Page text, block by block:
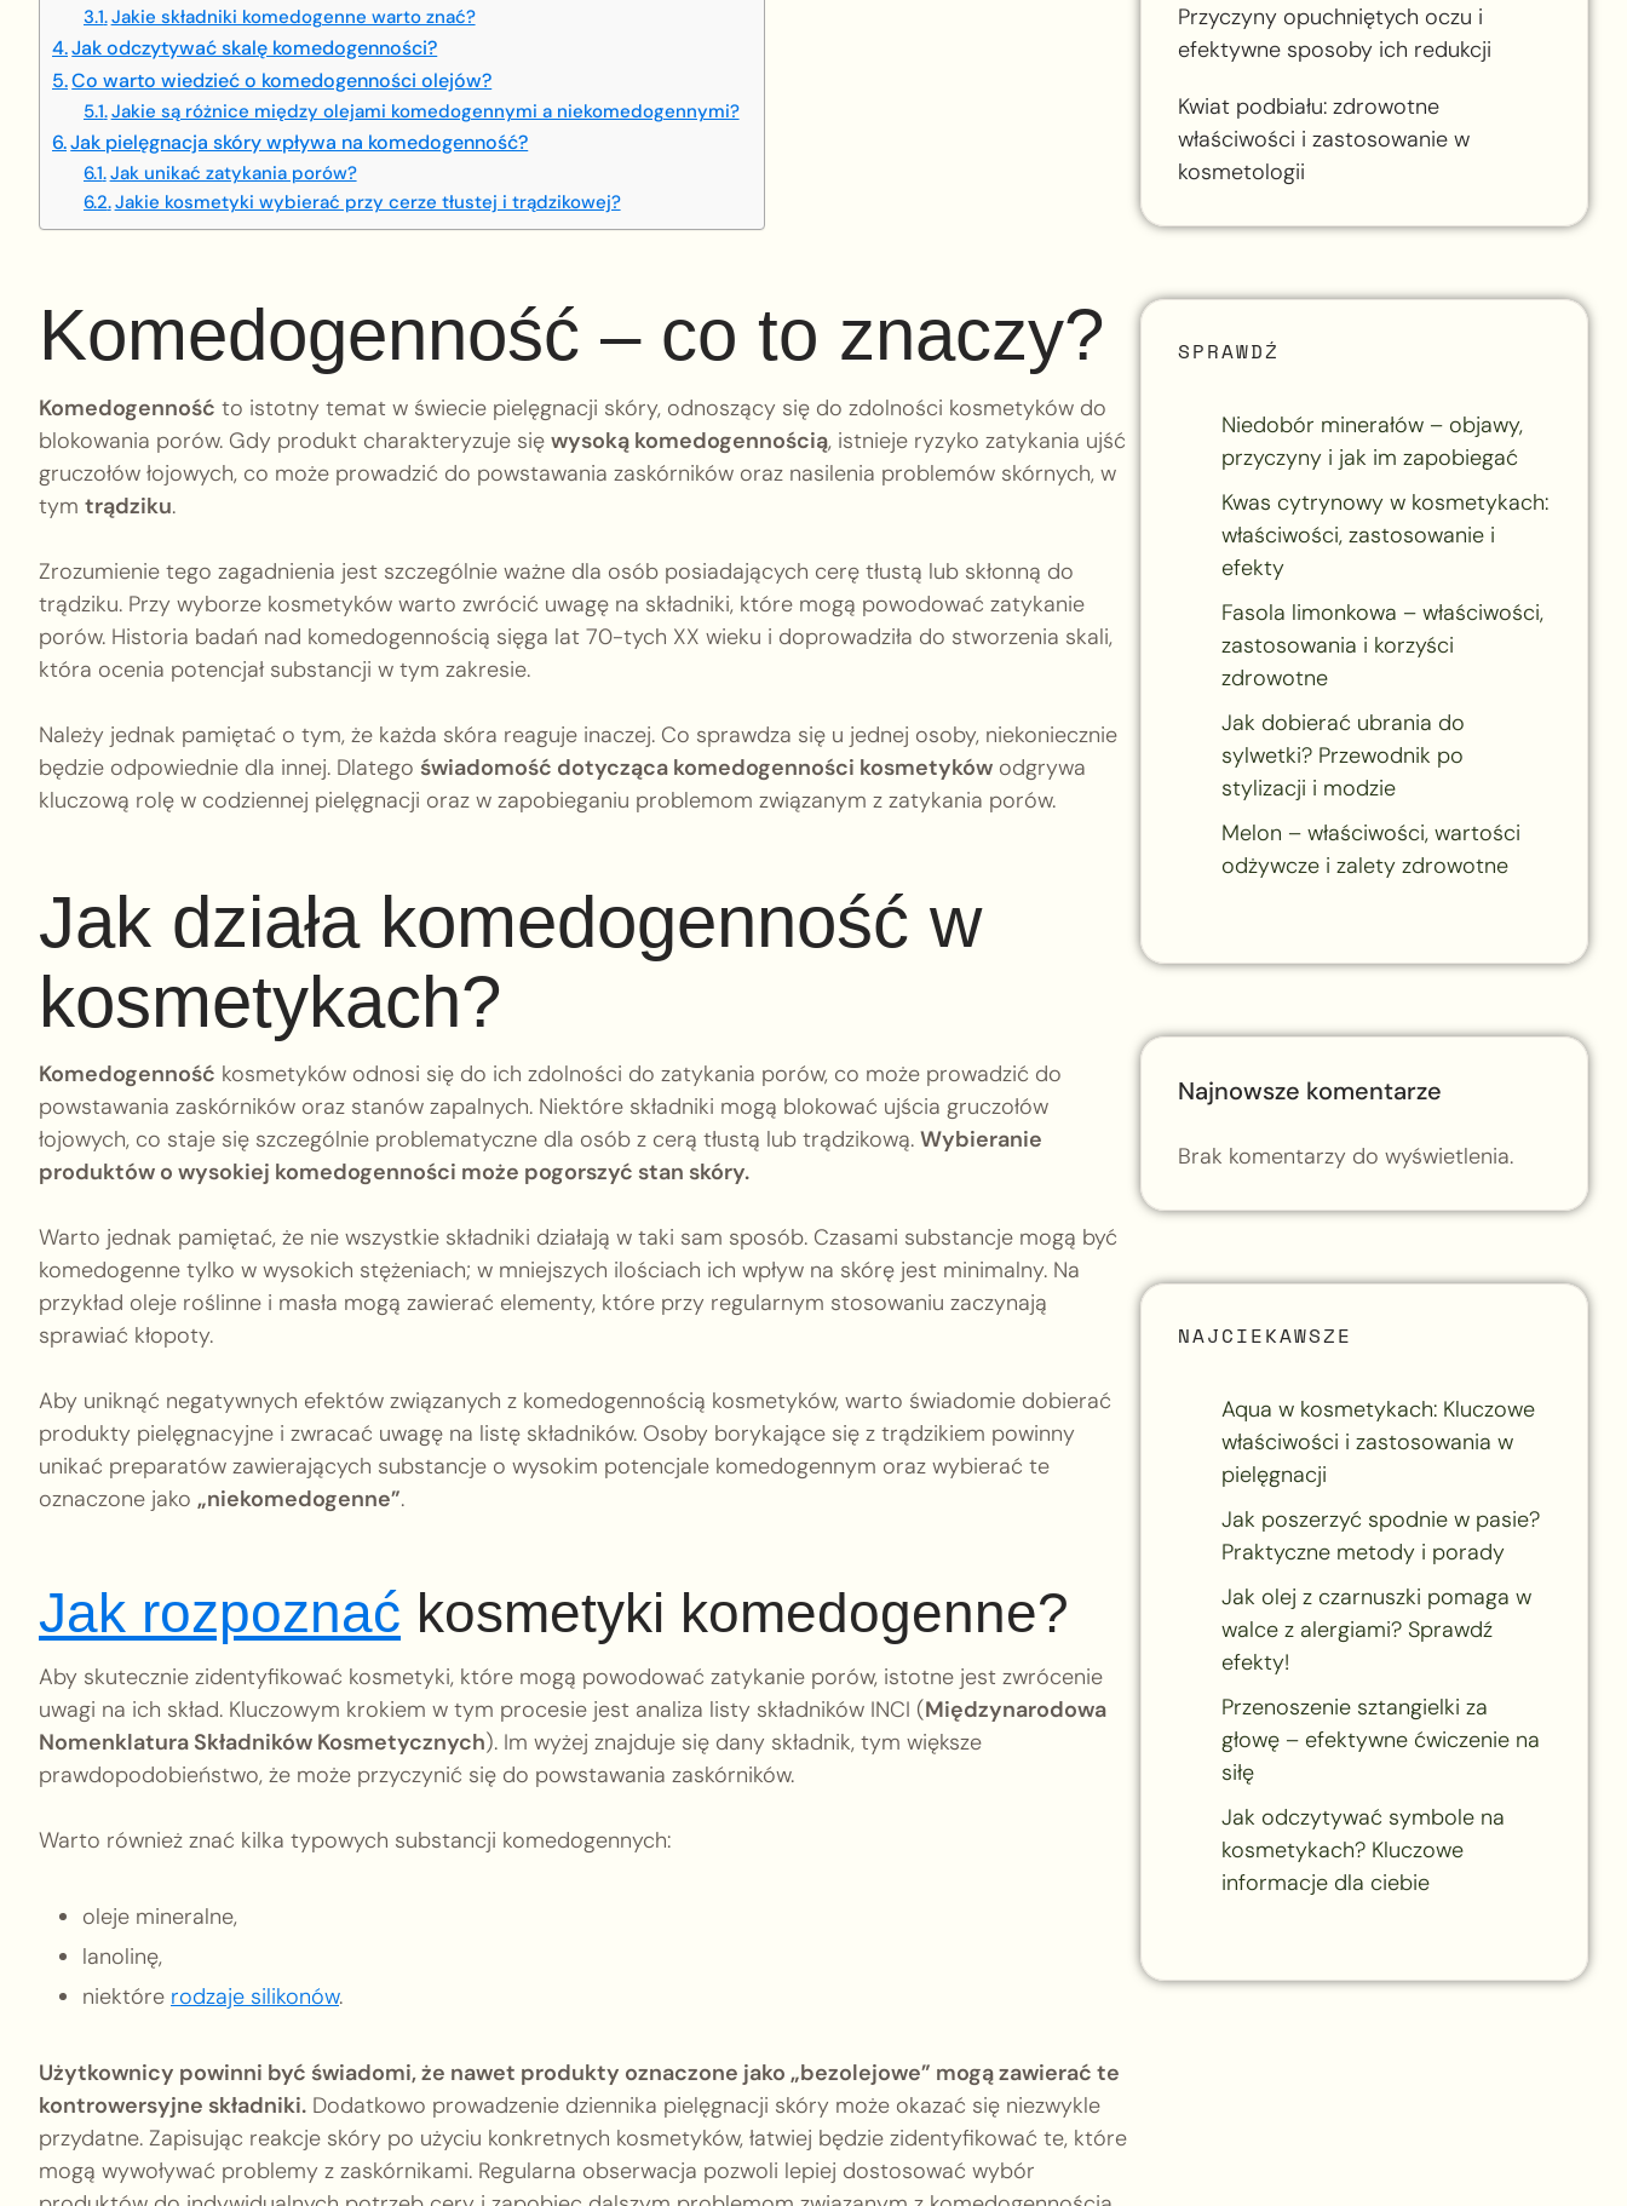
Jakie składniki komedogenne warto znać?
Jak odczytywać skalę komedogenności?
Co warto wiedzieć o komedogenności olejów?
Jakie są różnice między olejami komedogennymi a niekomedogennymi?
Jak pielęgnacja skóry wpływa na komedogenność?
Jak unikać zatykania porów?
Jakie kosmetyki wybierać przy cerze tłustej i trądzikowej?
Komedogenność – co to znaczy?
Komedogenność to istotny temat w świecie pielęgnacji skóry, odnoszący się do zdolności kosmetyków do
blokowania porów. Gdy produkt charakteryzuje się wysoką komedogennością, istnieje ryzyko zatykania ujść
gruczołów łojowych, co może prowadzić do powstawania zaskórników oraz nasilenia problemów skórnych, w
tym trądziku.
Zrozumienie tego zagadnienia jest szczególnie ważne dla osób posiadających cerę tłustą lub skłonną do
trądziku. Przy wyborze kosmetyków warto zwrócić uwagę na składniki, które mogą powodować zatykanie
porów. Historia badań nad komedogennością sięga lat 70-tych XX wieku i doprowadziła do stworzenia skali,
która ocenia potencjał substancji w tym zakresie.
Należy jednak pamiętać o tym, że każda skóra reaguje inaczej. Co sprawdza się u jednej osoby, niekoniecznie
będzie odpowiednie dla innej. Dlatego świadomość dotycząca komedogenności kosmetyków odgrywa
kluczową rolę w codziennej pielęgnacji oraz w zapobieganiu problemom związanym z zatykania porów.
Jak działa komedogenność w
kosmetykach?
Komedogenność kosmetyków odnosi się do ich zdolności do zatykania porów, co może prowadzić do
powstawania zaskórników oraz stanów zapalnych. Niektóre składniki mogą blokować ujścia gruczołów
łojowych, co staje się szczególnie problematyczne dla osób z cerą tłustą lub trądzikową. Wybieranie
produktów o wysokiej komedogenności może pogorszyć stan skóry.
Warto jednak pamiętać, że nie wszystkie składniki działają w taki sam sposób. Czasami substancje mogą być
komedogenne tylko w wysokich stężeniach; w mniejszych ilościach ich wpływ na skórę jest minimalny. Na
przykład oleje roślinne i masła mogą zawierać elementy, które przy regularnym stosowaniu zaczynają
sprawiać kłopoty.
Aby uniknąć negatywnych efektów związanych z komedogennością kosmetyków, warto świadomie dobierać
produkty pielęgnacyjne i zwracać uwagę na listę składników. Osoby borykające się z trądzikiem powinny
unikać preparatów zawierających substancje o wysokim potencjale komedogennym oraz wybierać te
oznaczone jako „niekomedogenne”.
Jak rozpoznać kosmetyki komedogenne?
Aby skutecznie zidentyfikować kosmetyki, które mogą powodować zatykanie porów, istotne jest zwrócenie
uwagi na ich skład. Kluczowym krokiem w tym procesie jest analiza listy składników INCI (Międzynarodowa
Nomenklatura Składników Kosmetycznych). Im wyżej znajduje się dany składnik, tym większe
prawdopodobieństwo, że może przyczynić się do powstawania zaskórników.
Warto również znać kilka typowych substancji komedogennych:
oleje mineralne,
lanolinę,
niektóre rodzaje silikonów.
Użytkownicy powinni być świadomi, że nawet produkty oznaczone jako „bezolejowe” mogą zawierać te
kontrowersyjne składniki. Dodatkowo prowadzenie dziennika pielęgnacji skóry może okazać się niezwykle
przydatne. Zapisując reakcje skóry po użyciu konkretnych kosmetyków, łatwiej będzie zidentyfikować te, które
mogą wywoływać problemy z zaskórnikami. Regularna obserwacja pozwoli lepiej dostosować wybór
Przyczyny opuchniętych oczu i
efektywne sposoby ich redukcji
Kwiat podbiału: zdrowotne
właściwości i zastosowanie w
kosmetologii
SPRAWDŹ
Niedobór minerałów – objawy,
przyczyny i jak im zapobiegać
Kwas cytrynowy w kosmetykach:
właściwości, zastosowanie i
efekty
Fasola limonkowa – właściwości,
zastosowania i korzyści
zdrowotne
Jak dobierać ubrania do
sylwetki? Przewodnik po
stylizacji i modzie
Melon – właściwości, wartości
odżywcze i zalety zdrowotne
Najnowsze komentarze
Brak komentarzy do wyświetlenia.
NAJCIEKAWSZE
Aqua w kosmetykach: Kluczowe
właściwości i zastosowania w
pielęgnacji
Jak poszerzyć spodnie w pasie?
Praktyczne metody i porady
Jak olej z czarnuszki pomaga w
walce z alergiami? Sprawdź
efekty!
Przenoszenie sztangielki za
głowę – efektywne ćwiczenie na
siłę
Jak odczytywać symbole na
kosmetykach? Kluczowe
informacje dla ciebie